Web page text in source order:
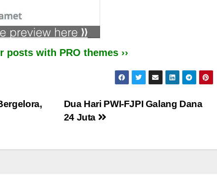
with PRO themes ››
Dua Hari PWI-FJPI Galang Dana
24 Juta